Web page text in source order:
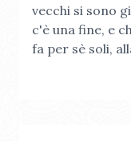
vecchi si sono
c'è una fine, e
fa per sè soli,